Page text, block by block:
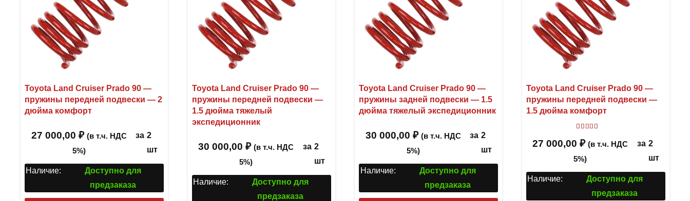
Toyota Land Cruiser Prado 90 —
пружины передней подвески — 2
дюйма комфорт
27 000,00 ₽ (в т.ч. НДС
5%)
за 2
шт
Наличие:
Доступно для
предзаказа
Toyota Land Cruiser Prado 90 —
пружины передней подвески —
1.5 дюйма тяжелый
экспедиционник
30 000,00₽ (в т.ч. НДС
5%)
за 2
шт
Наличие:
Доступно для
предзаказа
Toyota Land Cruiser Prado 90 —
пружины задней подвески — 1.5
дюйма тяжелый экспедиционник
30 000,00 ₽ (в т.ч. НДС
5%)
за 2
шт
Наличие:
Доступно для
предзаказа
Toyota Land Cruiser Prado 90 —
пружины передней подвески —
1.5 дюйма комфорт
27 000,00₽ (в т.ч. НДС
5%)
за 2
шт
Наличие:
Доступно для
предзаказа